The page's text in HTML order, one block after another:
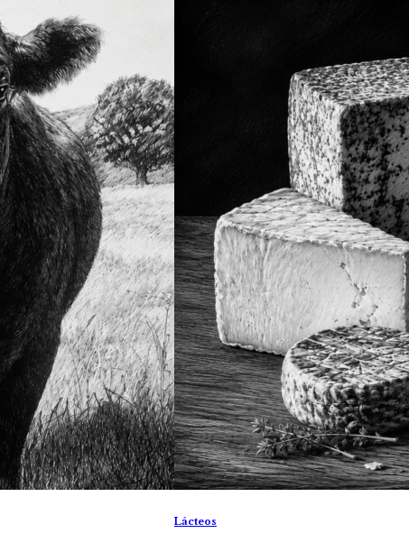
Lácteos